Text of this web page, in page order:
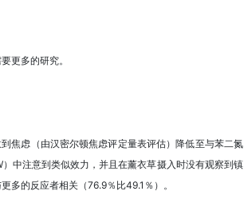
更多的研究。
焦虑（由汉密尔顿焦虑评定量表评估）降低至与苯二氮
中注意到类似效力，并且在薰衣草摄入时没有观察到镇
多的反应者相关（76.9％比49.1％）。